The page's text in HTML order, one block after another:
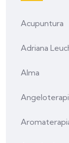
Acupuntura
Adriana
Alma